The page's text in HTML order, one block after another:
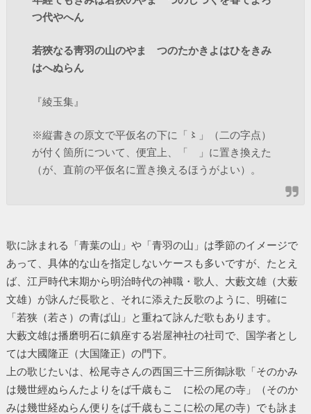
つ代やへん
若狹なる靑羽の山のやまゝつのたかきよはひをきみ
はへぬらん
『綾玉集』
※縦書きの原文で平仮名の下に「〻」（二の字点）
が付く箇所について、便宜上、「ゝ」に置き換えた
（が、直前の平仮名に置き換えるほうがよい）。
歌に詠まれる「青葉の山」や「青羽の山」は季節のイメージで
あって、具体的な山を指定しないケースも多いですが、たとえ
ば、江戸時代末期から明治時代の神職・歌人、大藪文雄（大薮
文雄）が詠んだ長歌と、それに添えた反歌のように、明確に
「若狭（若さ）の青ば山」と重ねて詠んだ歌もあります。
大藪文雄は播磨明石に鎮座する岩屋神社の社司で、国学者とし
ては大國隆正（大国隆正）の門下。
上の歌じたいは、松尾寺さんの西国三十三所御詠歌「そのかみ
は幾世經ぬらんたよりをば千歳もこゝに松の尾の寺」（そのか
みは幾世経ぬらん便りをば千歳もここに松の尾の寺）でも詠ま